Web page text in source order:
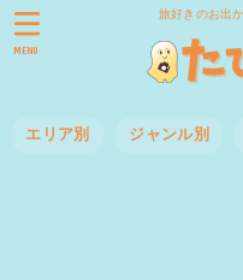
旅好きのお出
エリア別 ジャンル別
MENU